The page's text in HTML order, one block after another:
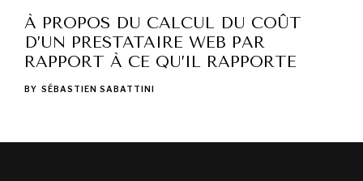
À PROPOS DU CALCUL DU COÛT
D’UN PRESTATAIRE WEB PAR
RAPPORT À CE QU’IL RAPPORTE
BY SÉBASTIEN SABATTINI